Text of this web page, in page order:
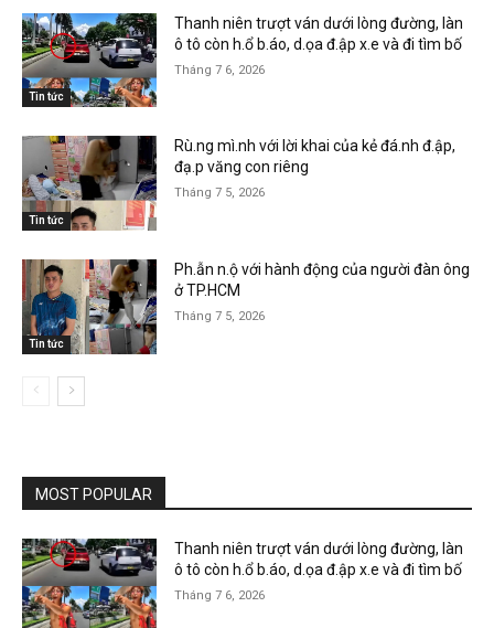
Tin tức
Thanh niên trượt ván dưới lòng đường, làn
ô tô còn h.ổ b.áo, d.ọa đ.ập x.e và đi tìm bố
Tháng 7 6, 2026
Tin tức
Rù.ng mì.nh với lời khai của kẻ đá.nh đ.ập,
đạ.p văng con riêng
Tháng 7 5, 2026
Tin tức
Ph.ẫn n.ộ với hành động của người đàn ông
ở TP.HCM
Tháng 7 5, 2026
MOST POPULAR
Thanh niên trượt ván dưới lòng đường, làn
ô tô còn h.ổ b.áo, d.ọa đ.ập x.e và đi tìm bố
Tháng 7 6, 2026